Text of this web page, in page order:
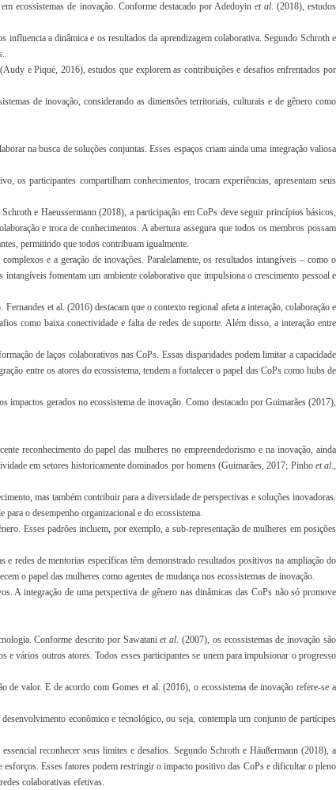
ecossistemas de inovação. Conforme destacado por Adedoyinet al. (2018), estudos
a dinâmica e os resultados da aprendizagem colaborativa. Segundo Schroth e
e Piqué, 2016), estudos que explorem as contribuições e desafios enfrentados por
de inovação, considerando as dimensões territoriais, culturais e de gênero como
na busca de soluções conjuntas. Esses espaços criam ainda uma integração valiosa
os participantes compartilham conhecimentos, trocam experiências, apresentam seus
e Haeussermann (2018), a participação em CoPs deve seguir princípios básicos,
e troca de conhecimentos. A abertura assegura que todos os membros possam
permitindo que todos contribuam igualmente.
e a geração de inovações. Paralelamente, os resultados intangíveis – como o
intangíveis fomentam um ambiente colaborativo que impulsiona o crescimento pessoal e
et al. (2016) destacam que o contexto regional afeta a interação, colaboração e
como baixa conectividade e falta de redes de suporte. Além disso, a interação entre
de laços colaborativos nas CoPs. Essas disparidades podem limitar a capacidade
entre os atores do ecossistema, tendem a fortalecer o papel das CoPs como hubs de
impactos gerados no ecossistema de inovação. Como destacado por Guimarães (2017),
reconhecimento do papel das mulheres no empreendedorismo e na inovação, ainda
em setores historicamente dominados por homens (Guimarães, 2017; Pinho et al.,
mas também contribuir para a diversidade de perspectivas e soluções inovadoras.
o desempenho organizacional e do ecossistema.
Esses padrões incluem, por exemplo, a sub-representação de mulheres em posições
redes de mentorias específicas têm demonstrado resultados positivos na ampliação do
o papel das mulheres como agentes de mudança nos ecossistemas de inovação.
A integração de uma perspectiva de gênero nas dinâmicas das CoPs não só promove
Conforme descrito por Sawataniet al. (2007), os ecossistemas de inovação são
e vários outros atores. Todos esses participantes se unem para impulsionar o progresso
de valor. E de acordo com Gomes et al. (2016), o ecossistema de inovação refere-se a
econômico e tecnológico, ou seja, contempla um conjunto de partícipes
reconhecer seus limites e desafios. Segundo Schroth e Häußermann (2018), a
esforços. Esses fatores podem restringir o impacto positivo das CoPs e dificultar o pleno
colaborativas efetivas.